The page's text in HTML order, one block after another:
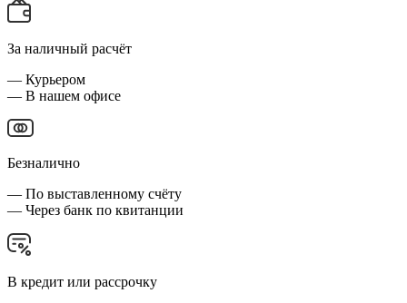
За наличный расчёт
— Курьером
— В нашем офисе
Безналично
— По выставленному счёту
— Через банк по квитанции
В кредит или рассрочку